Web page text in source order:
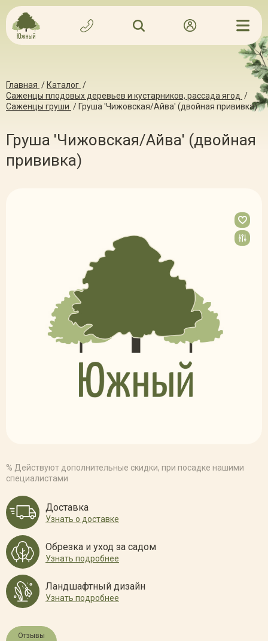
Главная / Каталог /
Саженцы плодовых деревьев и кустарников, рассада ягод /
Саженцы груши / Груша 'Чижовская/Айва' (двойная прививка)
Груша 'Чижовская/Айва' (двойная
прививка)
% Действуют дополнительные скидки, при посадке нашими
специалистами
Доставка
Узнать о доставке
Обрезка и уход за садом
Узнать подробнее
Ландшафтный дизайн
Узнать подробнее
Отзывы